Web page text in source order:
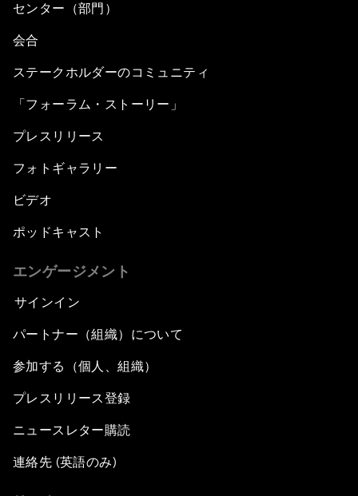
センター（部門）
会合
ステークホルダーのコミュニティ
「フォーラム・ストーリー」
プレスリリース
フォトギャラリー
ビデオ
ポッドキャスト
エンゲージメント
サインイン
パートナー（組織）について
参加する（個人、組織）
プレスリリース登録
ニュースレター購読
連絡先 (英語のみ)